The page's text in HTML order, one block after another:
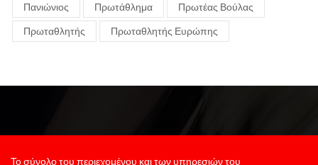
Πανιώνιος Πρωτάθλημα Πρωτέας Βούλας
Πρωταθλητής Πρωταθλητής Ευρώπης
Το σύνολο του περιεχομένου και των υπηρεσιών του